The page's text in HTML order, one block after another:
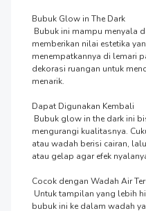
Bubuk Glow in The Dark
memberikan nilai estetika
menempatkannya di lemari
dekorasi ruangan untuk
menarik.
Dapat Digunakan Kembali
mengurangi kualitasnya.
atau wadah berisi cairan,
atau gelap agar efek
Cocok dengan Wadah Air
bubuk ini ke dalam wadah